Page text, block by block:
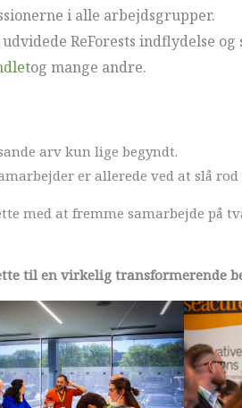
i alle arbejdsgrupper.
ReForests indflydelse
og mange andre.
arv kun lige begyndt.
er allerede ved at slå
med at fremme samarbejde på
til en virkelig transformerende